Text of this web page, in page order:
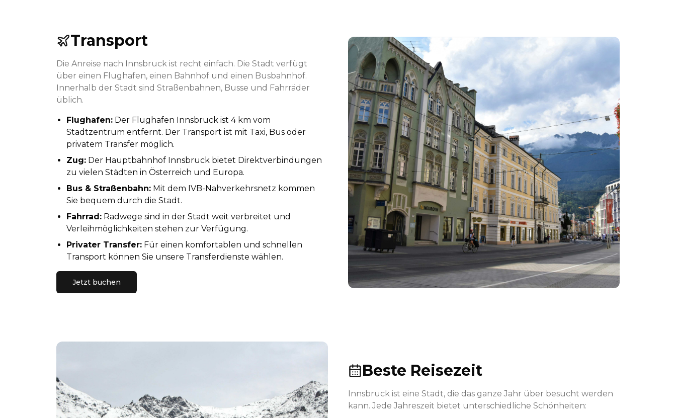
Transport
Die Anreise nach Innsbruck ist recht einfach. Die Stadt verfügt
über einen Flughafen, einen Bahnhof und einen Busbahnhof.
Innerhalb der Stadt sind Straßenbahnen, Busse und Fahrräder
üblich.
Flughafen: Der Flughafen Innsbruck ist 4 km vom
Stadtzentrum entfernt. Der Transport ist mit Taxi, Bus oder
privatem Transfer möglich.
Zug: Der Hauptbahnhof Innsbruck bietet Direktverbindungen
zu vielen Städten in Österreich und Europa.
Bus & Straßenbahn: Mit dem IVB-Nahverkehrsnetz kommen
Sie bequem durch die Stadt.
Fahrrad: Radwege sind in der Stadt weit verbreitet und
Verleihmöglichkeiten stehen zur Verfügung.
Privater Transfer: Für einen komfortablen und schnellen
Transport können Sie unsere Transferdienste wählen.
Jetzt buchen
Beste Reisezeit
Innsbruck ist eine Stadt, die das ganze Jahr über besucht werden
kann. Jede Jahreszeit bietet unterschiedliche Schönheiten: